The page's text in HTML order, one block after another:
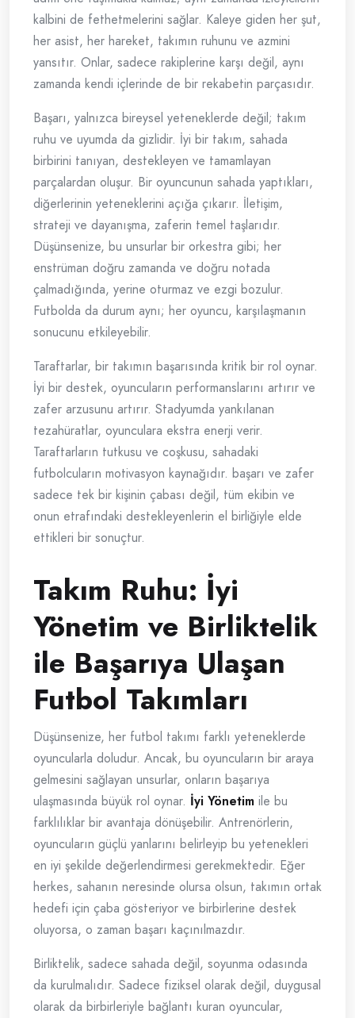
kalbini de fethetmelerini sağlar. Kaleye giden her şut,
her asist, her hareket, takımın ruhunu ve azmini
yansıtır. Onlar, sadece rakiplerine karşı değil, aynı
zamanda kendi içlerinde de bir rekabetin parçasıdır.
Başarı, yalnızca bireysel yeteneklerde değil; takım
ruhu ve uyumda da gizlidir. İyi bir takım, sahada
birbirini tanıyan, destekleyen ve tamamlayan
parçalardan oluşur. Bir oyuncunun sahada yaptıkları,
diğerlerinin yeteneklerini açığa çıkarır. İletişim,
strateji ve dayanışma, zaferin temel taşlarıdır.
Düşünsenize, bu unsurlar bir orkestra gibi; her
enstrüman doğru zamanda ve doğru notada
çalmadığında, yerine oturmaz ve ezgi bozulur.
Futbolda da durum aynı; her oyuncu, karşılaşmanın
sonucunu etkileyebilir.
Taraftarlar, bir takımın başarısında kritik bir rol oynar.
İyi bir destek, oyuncuların performanslarını artırır ve
zafer arzusunu artırır. Stadyumda yankılanan
tezahüratlar, oyunculara ekstra enerji verir.
Taraftarların tutkusu ve coşkusu, sahadaki
futbolcuların motivasyon kaynağıdır. başarı ve zafer
sadece tek bir kişinin çabası değil, tüm ekibin ve
onun etrafındaki destekleyenlerin el birliğiyle elde
ettikleri bir sonuçtur.
Takım Ruhu: İyi
Yönetim ve Birliktelik
ile Başarıya Ulaşan
Futbol Takımları
Düşünsenize, her futbol takımı farklı yeteneklerde
oyuncularla doludur. Ancak, bu oyuncuların bir araya
gelmesini sağlayan unsurlar, onların başarıya
ulaşmasında büyük rol oynar. İyi Yönetim ile bu
farklılıklar bir avantaja dönüşebilir. Antrenörlerin,
oyuncuların güçlü yanlarını belirleyip bu yetenekleri
en iyi şekilde değerlendirmesi gerekmektedir. Eğer
herkes, sahanın neresinde olursa olsun, takımın ortak
hedefi için çaba gösteriyor ve birbirlerine destek
oluyorsa, o zaman başarı kaçınılmazdır.
Birliktelik, sadece sahada değil, soyunma odasında
da kurulmalıdır. Sadece fiziksel olarak değil, duygusal
olarak da birbirleriyle bağlantı kuran oyuncular,